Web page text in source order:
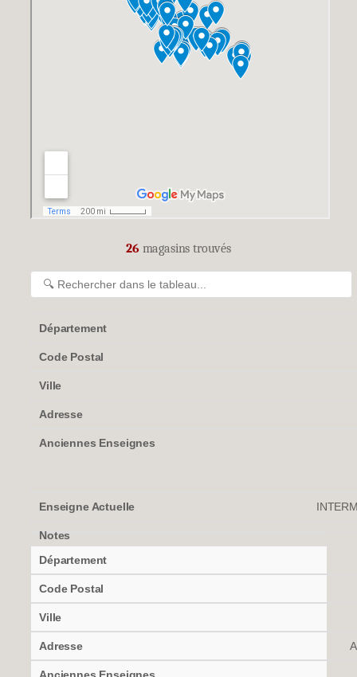
26 magasins trouvés